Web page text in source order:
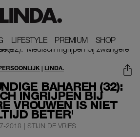
LIFESTYLE
LIFESTYLE PREMIUM
PREMIUM SHOP
SHOP
BAHAREH (32):
INGRIJPEN BIJ
VROUWEN IS NIET
BETER'
| LINDA.
2018 | STIJN DE VRIES